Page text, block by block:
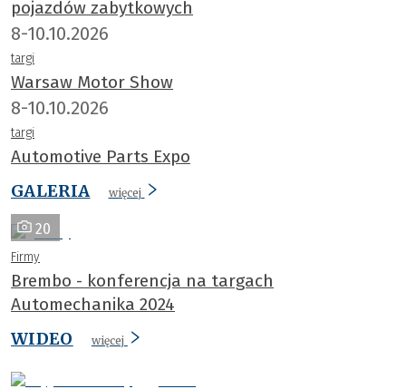
pojazdów zabytkowych
8-10.10.2026
targi
Warsaw Motor Show
8-10.10.2026
targi
Automotive Parts Expo
GALERIA
więcej
20
Firmy
Brembo - konferencja na targach
Automechanika 2024
WIDEO
więcej